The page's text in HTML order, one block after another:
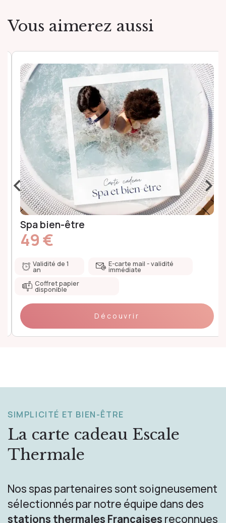
Vous aimerez aussi
Spa bien-être
49 €
Validité de 1
an
E-carte mail - validité
immédiate
Coffret papier
disponible
Découvrir
‹ ›
SIMPLICITÉ ET BIEN-ÊTRE
La carte cadeau Escale
Thermale
Nos spas partenaires sont soigneusement
sélectionnés par notre équipe dans des
stations thermales Françaises reconnues